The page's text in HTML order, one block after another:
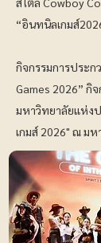
“อินทนิลเกมส์
กิจกรรมการประก
Games 2026” กิ
มหาวิทยาลัยแห่ง
เกมส์ 2026" ณ มห